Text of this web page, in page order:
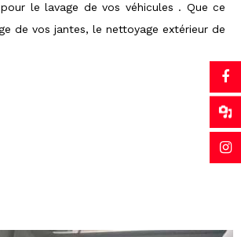
le lavage de vos véhicules . Que ce
de vos jantes, le nettoyage extérieur de